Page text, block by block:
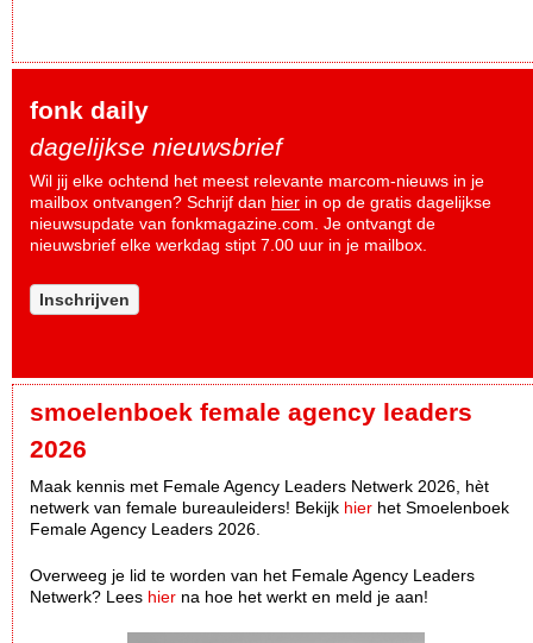
fonk daily
dagelijkse nieuwsbrief
Wil jij elke ochtend het meest relevante marcom-nieuws in je
mailbox ontvangen? Schrijf dan hier in op de gratis dagelijkse
nieuwsupdate van fonkmagazine.com. Je ontvangt de
nieuwsbrief elke werkdag stipt 7.00 uur in je mailbox.
Inschrijven
smoelenboek female agency leaders
2026
Maak kennis met Female Agency Leaders Netwerk 2026, hèt
netwerk van female bureauleiders! Bekijk hier het Smoelenboek
Female Agency Leaders 2026.
Overweeg je lid te worden van het Female Agency Leaders
Netwerk? Lees hier na hoe het werkt en meld je aan!